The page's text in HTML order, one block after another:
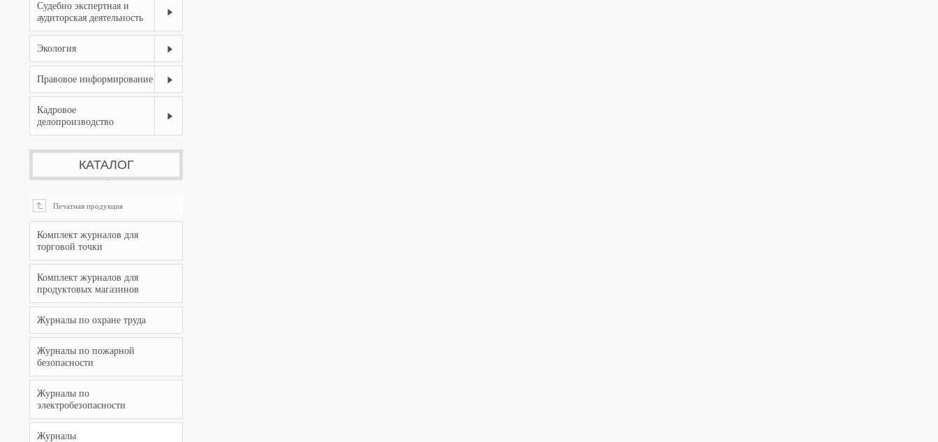
Судебно экспертная и
аудиторская деятельность
Экология
Правовое информирование
Кадровое
делопроизводство
КАТАЛОГ
 Печатная продукция
Комплект журналов для
торговой точки
Комплект журналов для
продуктовых магазинов
Журналы по охране труда
Журналы по пожарной
безопасности
Журналы по
электробезопасности
Журналы